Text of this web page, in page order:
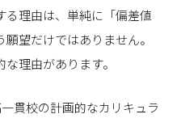
る理由は、単純に「偏差値
望だけではありません。
理由があります。
一貫校の計画的なカリキュラ